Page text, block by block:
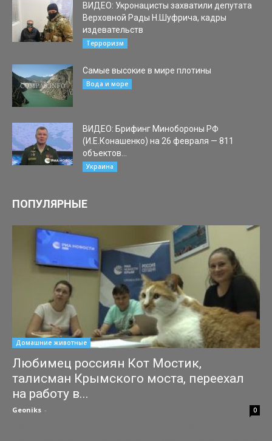
ВИДЕО: Укронацисты захватили депутата
Верховной Рады Н.Шуфрича, кадры
издевательств
Терроризм
Самые высокие в мире плотины
Вода и море
ВИДЕО: Брифинг Минобороны РФ
(И.Е.Конашенко) на 26 февраля — 811
объектов...
Украина
ПОПУЛЯРНЫЕ
Домашние животные
Любимец россиян Кот Мостик,
талисман Крымского моста, переехал
на работу в...
Geoniks - 0